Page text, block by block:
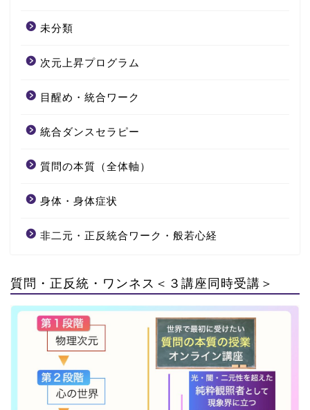
未分類
次元上昇プログラム
目醒め・統合ワーク
統合ダンスセラピー
質問の本質（全体軸）
身体・身体症状
非二元・正反統合ワーク・般若心経
質問・正反統・ワンネス＜３講座同時受講＞
Oneness1
(全体軸)
Oneness2
(純粋観照)
Oneness3